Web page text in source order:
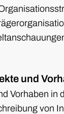
und
Vorhaben in
von